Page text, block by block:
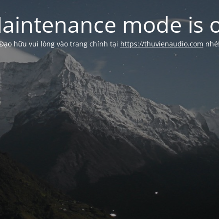
mode is
hữu vui lòng vào trang chính tại https://thuvienaudio.com